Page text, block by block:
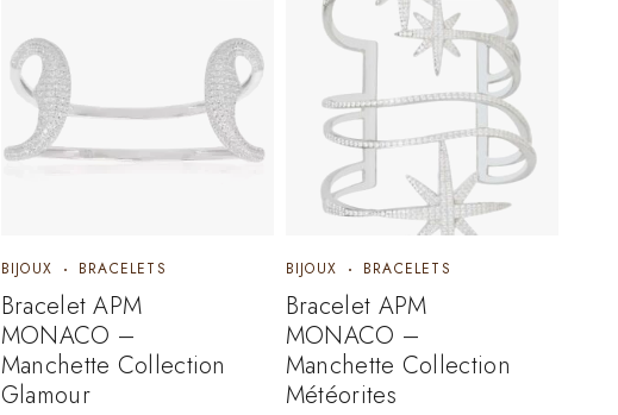
BIJOUX BRACELETS
Bracelet APM
MONACO –
Manchette Collection
Glamour
BIJOUX BRACELETS
Bracelet APM
MONACO –
Manchette Collection
Météorites